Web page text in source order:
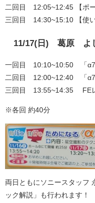
二回目 12:05~12:45 【ポー
三回目 14:30~15:10 【使い
11/17(日) 葛原 よ
一回目 10:10~10:50 「
二回目 12:00~12:40 「
三回目 13:55~14:35 FE
※各回 約40分
両日ともにソニースタッフ
ック解説」も行われます！